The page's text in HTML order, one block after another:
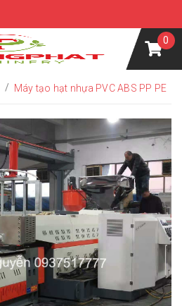
0
/ Máy tạo hạt nhựa PVC ABS PP PE